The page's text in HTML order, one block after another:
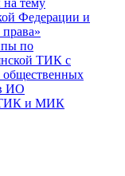
тему
Федерации и
по
ТИК с
ИО
ТИК и МИК